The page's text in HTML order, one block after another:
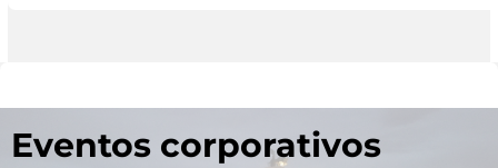
Eventos corporativos